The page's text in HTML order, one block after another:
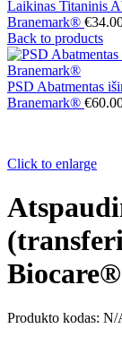
Laikinas Titaninis
Branemark® €
Back to products
PSD Abatmentas
Branemark® €
Click to enlarge
Produkto kodas: N/